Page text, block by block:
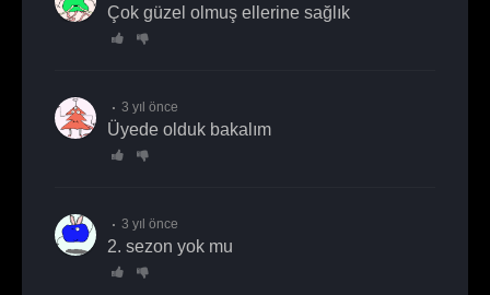
Çok güzel olmuş ellerine sağlık
3 yıl önce
üyede olduk bakalım
3 yıl önce
2. sezon yok mu